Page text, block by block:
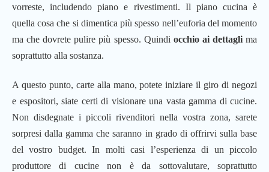
vorreste, includendo piano e rivestimenti. Il piano cucina è
quella cosa che si dimentica più spesso nell’euforia del momento
ma che dovrete pulire più spesso. Quindi occhio ai dettaglima
soprattutto alla sostanza.
A questo punto, carte alla mano, potete iniziare il giro di negozi
e espositori, siate certi di visionare una vasta gamma di cucine.
Non disdegnate i piccoli rivenditori nella vostra zona, sarete
sorpresi dalla gamma che saranno in grado di offrirvi sulla base
del vostro budget. In molti casi l’esperienza di un piccolo
produttore di cucine non è da sottovalutare, soprattutto